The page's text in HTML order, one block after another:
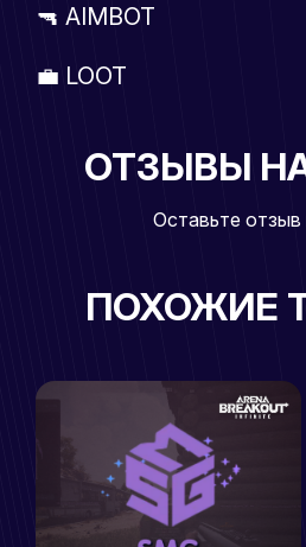
🔫 AIMBOT
💼 LOOT
ОТЗЫВЫ
Оставьте
ПОХОЖИЕ